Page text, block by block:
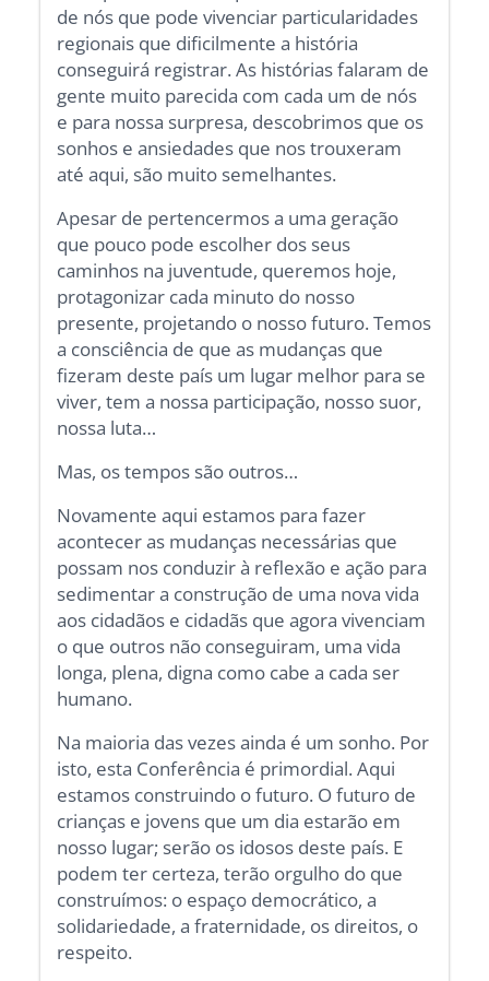
de nós que pode vivenciar particularidades
regionais que dificilmente a história
conseguirá registrar. As histórias falaram de
gente muito parecida com cada um de nós
e para nossa surpresa, descobrimos que os
sonhos e ansiedades que nos trouxeram
até aqui, são muito semelhantes.
Apesar de pertencermos a uma geração
que pouco pode escolher dos seus
caminhos na juventude, queremos hoje,
protagonizar cada minuto do nosso
presente, projetando o nosso futuro. Temos
a consciência de que as mudanças que
fizeram deste país um lugar melhor para se
viver, tem a nossa participação, nosso suor,
nossa luta…
Mas, os tempos são outros…
Novamente aqui estamos para fazer
acontecer as mudanças necessárias que
possam nos conduzir à reflexão e ação para
sedimentar a construção de uma nova vida
aos cidadãos e cidadãs que agora vivenciam
o que outros não conseguiram, uma vida
longa, plena, digna como cabe a cada ser
humano.
Na maioria das vezes ainda é um sonho. Por
isto, esta Conferência é primordial. Aqui
estamos construindo o futuro. O futuro de
crianças e jovens que um dia estarão em
nosso lugar; serão os idosos deste país. E
podem ter certeza, terão orgulho do que
construímos: o espaço democrático, a
solidariedade, a fraternidade, os direitos, o
respeito.